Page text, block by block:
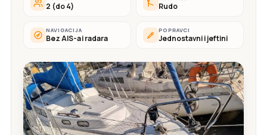
2 (do 4) Rudo
NAVIGACIJA
Bez AIS-a i radara
POPRAVCI
Jednostavni i jeftini